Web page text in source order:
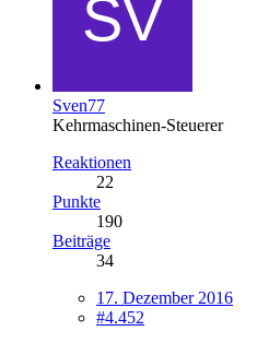
Sven77
Kehrmaschinen-Steuerer
Reaktionen
22
Punkte
190
Beiträge
34
17. Dezember 2016
#4.452